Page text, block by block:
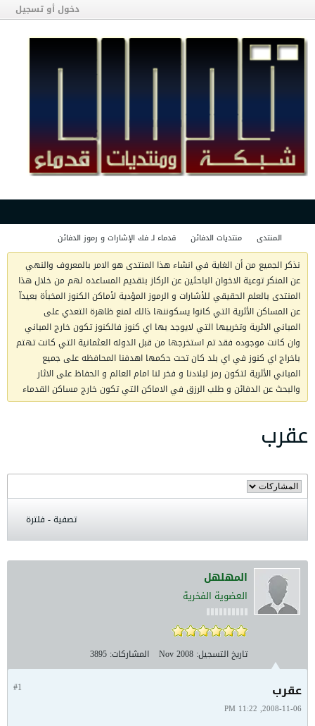
دخول أو تسجيل
المنتدى منتديات الدفائن قدماء لـ فك الإشارات و رموز الدفائن
نذكر الجميع من أن الغاية في انشاء هذا المنتدى هو الامر بالمعروف والنهي
عن المنكر توعية الاخوان الباحثين عن الركاز بتقديم المساعده لهم من خلال هذا
المنتدى بالعلم الحقيقي للأشارات و الرموز المؤدية لأماكن الكنوز المخبأة بعيدآ
عن المساكن الأثرية التي كانوا يسكوننها ذالك لمنع ظاهرة التعدي على
المباني الاثرية وتخريبها التي لايوجد بها اي كنوز فالكنوز تكون خارج المباني
وان كانت موجوده فقد تم استخرجها من قبل الدوله العثمانية التي كانت تهتم
باخراج اي كنوز في اي بلد كان تحت حكمها اهدفنا المحافظه على جميع
المباني الأثرية لتكون رمز لبلادنا و فخر لنا امام العالم و الحفاظ على الاثار
والبحث عن الدفائن و طلب الرزق في الاماكن التي تكون خارج مساكن القدماء
عقرب
تصفية - فلترة
المهلهل
العضوية الفخرية
تاريخ التسجيل: Nov 2008 المشاركات: 3895
#1 عقرب
2008-11-06, 11:22 PM